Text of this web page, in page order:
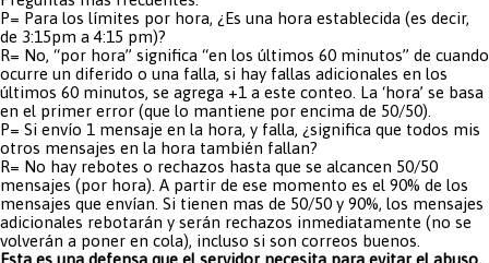
P= Para los límites por hora, ¿Es una hora establecida (es decir,
de 3:15pm a 4:15 pm)?
R= No, “por hora” significa “en los últimos 60 minutos” de cuando
ocurre un diferido o una falla, si hay fallas adicionales en los
últimos 60 minutos, se agrega +1 a este conteo. La ‘hora’ se basa
en el primer error (que lo mantiene por encima de 50/50).
P= Si enví­o 1 mensaje en la hora, y falla, ¿significa que todos mis
otros mensajes en la hora también fallan?
R= No hay rebotes o rechazos hasta que se alcancen 50/50
mensajes (por hora). A partir de ese momento es el 90% de los
mensajes que enví­an. Si tienen mas de 50/50 y 90%, los mensajes
adicionales rebotarán y serán rechazos inmediatamente (no se
volverán a poner en cola), incluso si son correos buenos.
Esta es una defensa que el servidor necesita para evitar el abuso,